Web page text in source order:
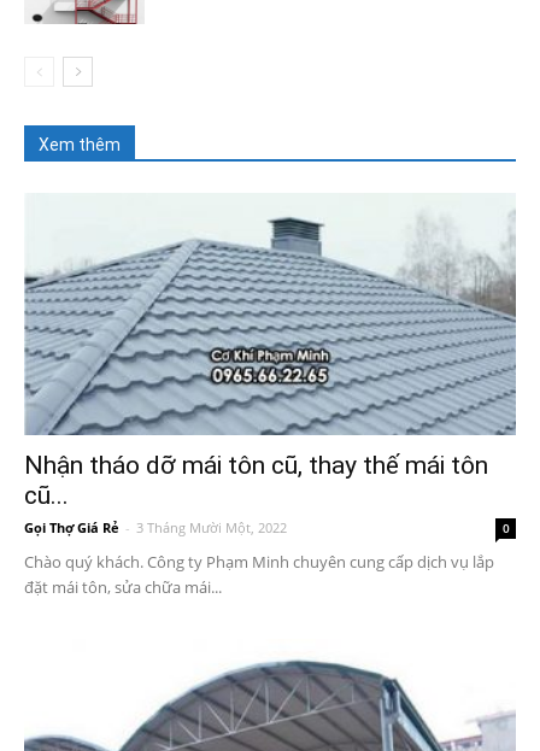
Xem thêm
Nhận tháo dỡ mái tôn cũ, thay thế mái tôn
cũ...
Gọi Thợ Giá Rẻ - 3 Tháng Mười Một, 2022 0
Chào quý khách. Công ty Phạm Minh chuyên cung cấp dịch vụ lắp
đặt mái tôn, sửa chữa mái...